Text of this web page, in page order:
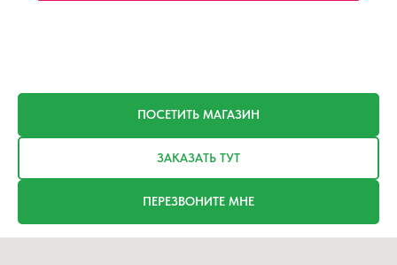
ПОСЕТИТЬ МАГАЗИН
ЗАКАЗАТЬ ТУТ
ПЕРЕЗВОНИТЕ МНЕ